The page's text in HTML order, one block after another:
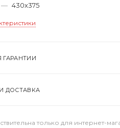
— 430х375
ГАРАНТИИ
ДОСТАВКА
только для интернет-